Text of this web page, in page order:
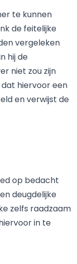
te kunnen
de feitelijke
vergeleken
hij de
niet zou zijn
hiervoor een
en verwijst de
op bedacht
deugdelijke
zelfs raadzaam
in te